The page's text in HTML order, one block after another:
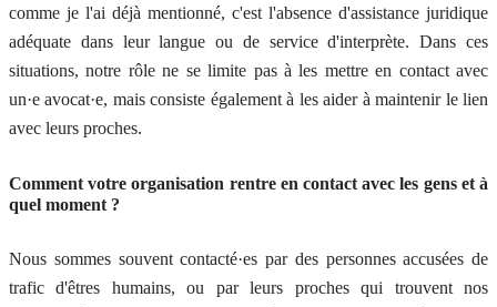
comme je l'ai déjà mentionné, c'est l'absence d'assistance juridique
adéquate dans leur langue ou de service d'interprète. Dans ces
situations, notre rôle ne se limite pas à les mettre en contact avec
un·e avocat·e, mais consiste également à les aider à maintenir le lien
avec leurs proches.
Comment votre organisation rentre en contact avec les gens et à
quel moment ?
Nous sommes souvent contacté·es par des personnes accusées de
trafic d'êtres humains, ou par leurs proches qui trouvent nos